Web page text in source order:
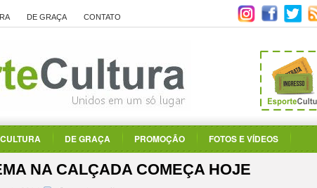
DE GRAÇA CONTATO
CULTURA DE GRAÇA PROMOÇÃO FOTOS E VÍDEOS
NA CALÇADA COMEÇA HOJE